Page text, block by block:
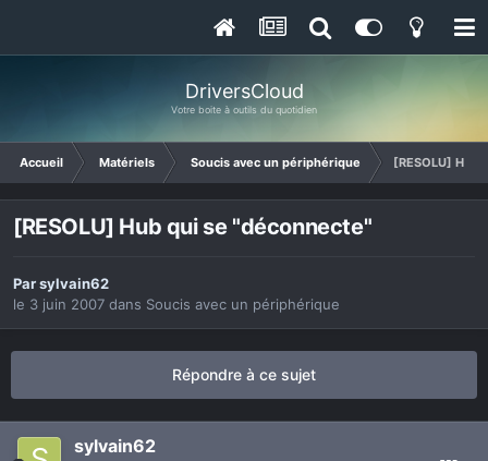
DriversCloud
Votre boite à outils du quotidien
Accueil Matériels Soucis avec un périphérique [RESOLU] Hub
[RESOLU] Hub qui se "déconnecte"
Parsylvain62
le 3 juin 2007 dans Soucis avec un périphérique
Répondre à ce sujet
sylvain62